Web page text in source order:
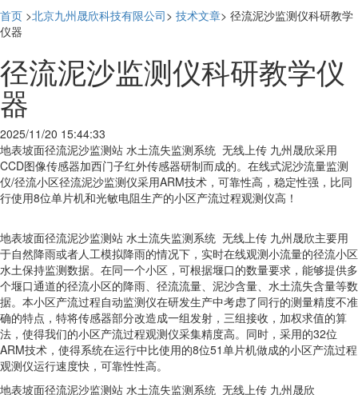
首页 >北京九州晟欣科技有限公司> 技术文章> 径流泥沙监测仪科研教学
仪器
径流泥沙监测仪科研教学仪
器
2025/11/20 15:44:33
地表坡面径流泥沙监测站 水土流失监测系统 无线上传 九州晟欣采用
CCD图像传感器加西门子红外传感器研制而成的。在线式泥沙流量监测
仪/径流小区径流泥沙监测仪采用ARM技术，可靠性高，稳定性强，比同
行使用8位单片机和光敏电阻生产的小区产流过程观测仪高！
地表坡面径流泥沙监测站 水土流失监测系统 无线上传 九州晟欣主要用
于自然降雨或者人工模拟降雨的情况下，实时在线观测小流量的径流小区
水土保持监测数据。在同一个小区，可根据堰口的数量要求，能够提供多
个堰口通道的径流小区的降雨、径流流量、泥沙含量、水土流失含量等数
据。本小区产流过程自动监测仪在研发生产中考虑了同行的测量精度不准
确的特点，特将传感器部分改造成一组发射，三组接收，加权求值的算
法，使得我们的小区产流过程观测仪采集精度高。同时，采用的32位
ARM技术，使得系统在运行中比使用的8位51单片机做成的小区产流过程
观测仪运行速度快，可靠性性高。
地表坡面径流泥沙监测站 水土流失监测系统 无线上传 九州晟欣